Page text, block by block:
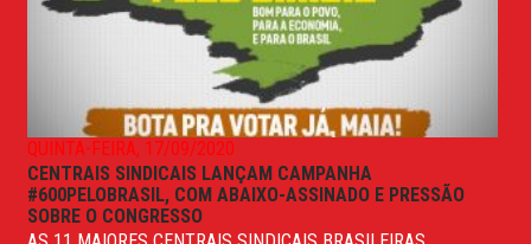
QUINTA-FEIRA, 17/09/2020
CENTRAIS SINDICAIS LANÇAM CAMPANHA
#600PELOBRASIL, COM ABAIXO-ASSINADO E PRESSÃO
SOBRE O CONGRESSO